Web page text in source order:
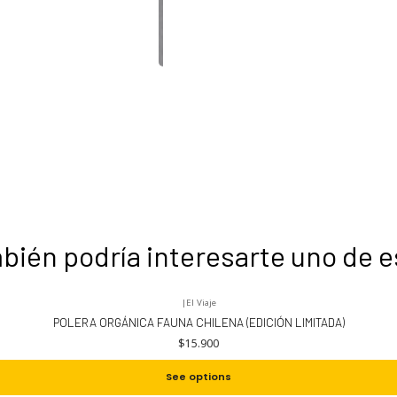
podría interesarte uno de
| El Viaje
POLERA ORGÁNICA FAUNA CHILENA (EDICIÓN LIMITADA)
$15.900
See options